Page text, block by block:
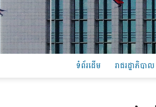
ទំព័រដើម រាជរដ្ឋាភិបាល